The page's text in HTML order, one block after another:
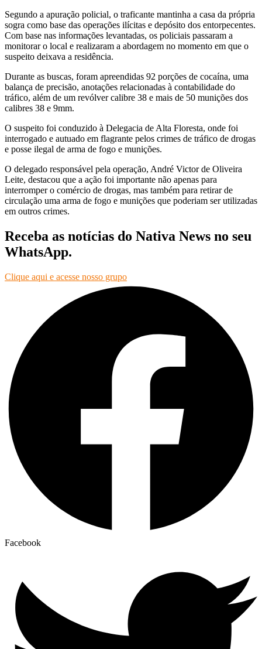
Segundo a apuração policial, o traficante mantinha a casa da própria
sogra como base das operações ilícitas e depósito dos entorpecentes.
Com base nas informações levantadas, os policiais passaram a
monitorar o local e realizaram a abordagem no momento em que o
suspeito deixava a residência.
Durante as buscas, foram apreendidas 92 porções de cocaína, uma
balança de precisão, anotações relacionadas à contabilidade do
tráfico, além de um revólver calibre 38 e mais de 50 munições dos
calibres 38 e 9mm.
O suspeito foi conduzido à Delegacia de Alta Floresta, onde foi
interrogado e autuado em flagrante pelos crimes de tráfico de drogas
e posse ilegal de arma de fogo e munições.
O delegado responsável pela operação, André Victor de Oliveira
Leite, destacou que a ação foi importante não apenas para
interromper o comércio de drogas, mas também para retirar de
circulação uma arma de fogo e munições que poderiam ser utilizadas
em outros crimes.
Receba as notícias do Nativa News no seu
WhatsApp.
Clique aqui e acesse nosso grupo
Facebook